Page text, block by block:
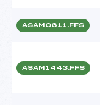
ASAM0611.FFS
ASAM1443.FFS